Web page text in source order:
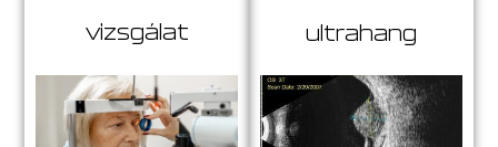
vizsgálat
ultrahang